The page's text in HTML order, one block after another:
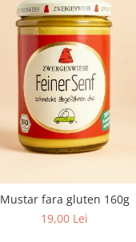
Mustar fara gluten 160g
19,00 Lei